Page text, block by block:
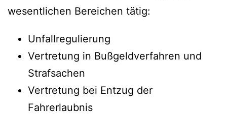
wesentlichen Bereichen tätig:
Unfallregulierung
Vertretung in Bußgeldverfahren und
Strafsachen
Vertretung bei Entzug der
Fahrerlaubnis